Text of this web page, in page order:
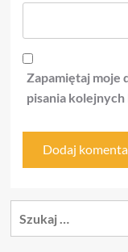
Zapamiętaj moje
pisania